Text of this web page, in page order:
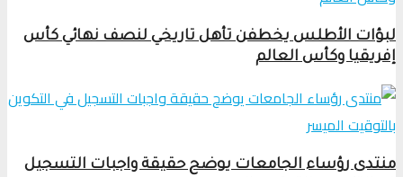
لبؤات الأطلس يخطفن تأهل تاريخي لنصف نهائي كأس
إفريقيا وكأس العالم
منتدى رؤساء الجامعات يوضح حقيقة واجبات التسجيل